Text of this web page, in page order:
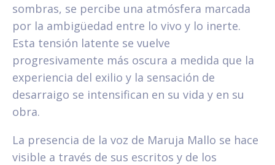
sombras, se percibe una atmósfera marcada
por la ambigüedad entre lo vivo y lo inerte.
Esta tensión latente se vuelve
progresivamente más oscura a medida que la
experiencia del exilio y la sensación de
desarraigo se intensifican en su vida y en su
obra.
La presencia de la voz de Maruja Mallo se hace
visible a través de sus escritos y de los